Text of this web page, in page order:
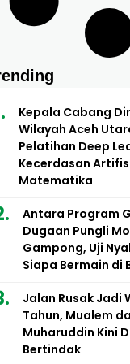
Kepala Cabang
Wilayah Aceh
Pelatihan Deep
Kecerdasan
Matematika
Antara Program
Dugaan Pungli
Gampong, Uji
Siapa Bermain di
Jalan Rusak Jadi
Tahun, Mualem
Muharuddin Kini
Bertindak